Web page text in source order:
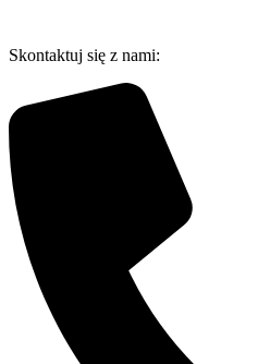
treści
Skontaktuj się z nami: